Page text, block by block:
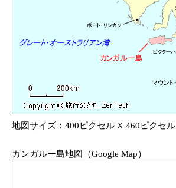
地図サイズ：400ピクセル X 460ピクセル
カンガルー島地図（Google Map）